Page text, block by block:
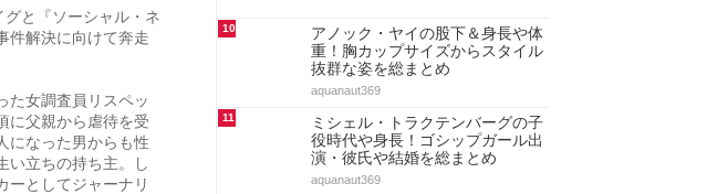
グと『ソーシャル・ネ
件解決に向けて奔走
た女調査員リスペッ
に父親から虐待を受
になった男からも性
い立ちの持ち主。し
ーとしてジャーナリ
10
アノック・ヤイの股下＆身長や体
重！胸カップサイズからスタイル
抜群な姿を総まとめ
aquanaut369
11
ミシェル・トラクテンバーグの子
役時代や身長！ゴシップガール出
演・彼氏や結婚を総まとめ
aquanaut369